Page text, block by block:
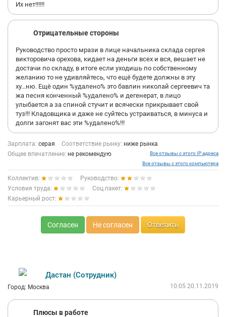
Их нет!!!!!!
Отрицательные стороны
Руководство просто мрази в лице начальника склада сергея
викторовича орехова, кидает на деньги всех и вся, вешает не
достачи по складу, в итоге если уходишь по собственному
желанию то не удивляйтесь, что ещё будете должны в эту
ху...ню. Ещё один %удалено% это бавлин николай сергеевич та
жа песня конченный %удалено% и дегенерат, в лицо
улыбается а за спиной стучит и всячески прикрывает свой
туз!!! Кладовщика и даже не суйтесь устраиваться, в минуса и
долги загонят вас эти %удалено%!!!
Зарплата: серая Соответствие рынку: ниже рынка
Общее впечатление: не рекомендую
Все отзывы с этого IP адреса
Все отзывы с этого компьютера
Коллектив:
Руководство:
Условия труда:
Соц.пакет:
Карьерный рост:
Согласен Не согласен Ответить
Дастан (Сотрудник)
Город: Москва 10:05 20.11.2019
Плюсы в работе